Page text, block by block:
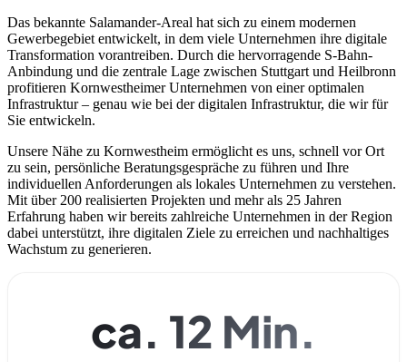
Das bekannte Salamander-Areal hat sich zu einem modernen
Gewerbegebiet entwickelt, in dem viele Unternehmen ihre digitale
Transformation vorantreiben. Durch die hervorragende S-Bahn-
Anbindung und die zentrale Lage zwischen Stuttgart und Heilbronn
profitieren Kornwestheimer Unternehmen von einer optimalen
Infrastruktur – genau wie bei der digitalen Infrastruktur, die wir für
Sie entwickeln.
Unsere Nähe zu Kornwestheim ermöglicht es uns, schnell vor Ort
zu sein, persönliche Beratungsgespräche zu führen und Ihre
individuellen Anforderungen als lokales Unternehmen zu verstehen.
Mit über 200 realisierten Projekten und mehr als 25 Jahren
Erfahrung haben wir bereits zahlreiche Unternehmen in der Region
dabei unterstützt, ihre digitalen Ziele zu erreichen und nachhaltiges
Wachstum zu generieren.
ca. 12 Min.